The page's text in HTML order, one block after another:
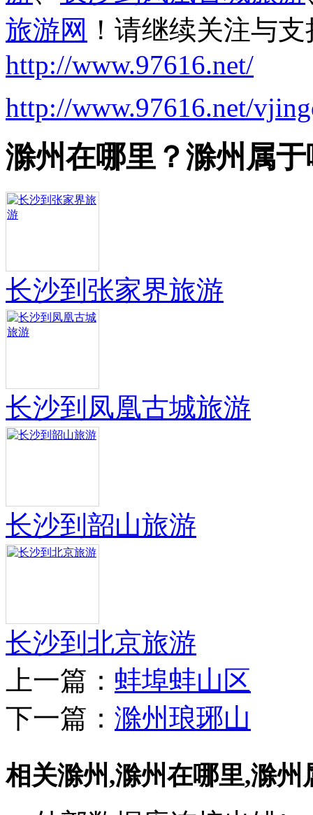
旅游网 ！请继续关注与
http://www.97616.net/
http://www.97616.net/
滁州在哪里？滁州属
长沙到张家界旅游
长沙到凤凰古城旅游
长沙到韶山旅游
长沙到北京旅游
上一篇： 蚌埠蚌山区
下一篇： 滁州琅琊山
相关滁州,滁州在哪里,滁